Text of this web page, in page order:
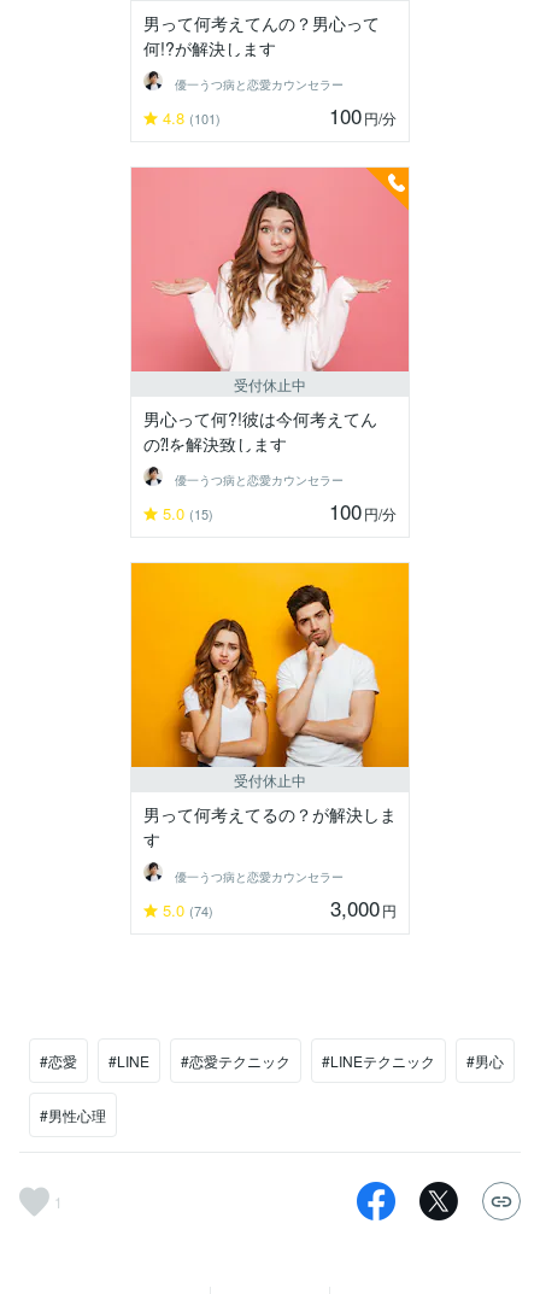
男って何考えてんの？男心って
何!?が解決します
優一うつ病と恋愛カウンセラー
4.8 (101) 100円/分
受付休止中
男心って何?!彼は今何考えてん
の⁈を解決致します
優一うつ病と恋愛カウンセラー
5.0 (15) 100円/分
受付休止中
男って何考えてるの？が解決しま
す
優一うつ病と恋愛カウンセラー
5.0 (74) 3,000円
#恋愛 #LINE #恋愛テクニック #LINEテクニック #男心
#男性心理
1